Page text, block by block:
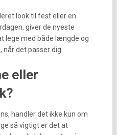
look til fest eller en
giver de nyeste
lege med både længde og
det passer dig.
eller
handler det ikke kun om
så vigtigt er det at